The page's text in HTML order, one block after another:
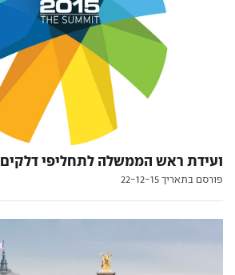
ועידת ראש הממשלה לתחליפי דלקים
פורסם בתאריך 22-12-15